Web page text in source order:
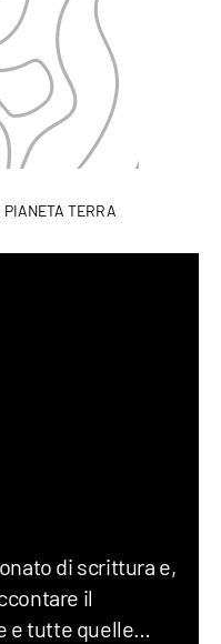
PIANETA TERRA
di scrittura e,
il
e tutte quelle